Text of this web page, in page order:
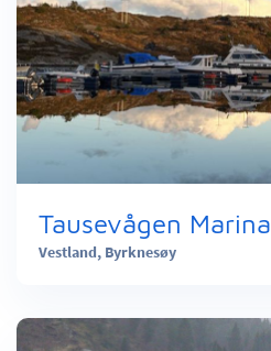
Tausevågen Marina
Vestland, Byrknesøy